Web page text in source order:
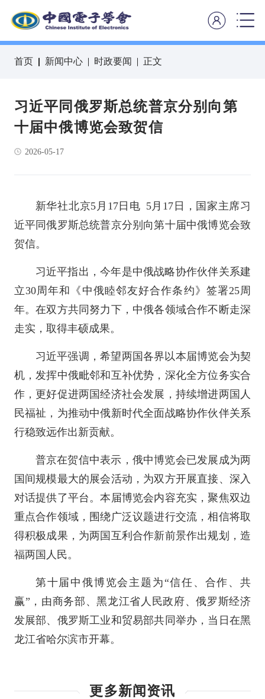
首页 新闻中心 时政要闻 正文
习近平同俄罗斯总统普京分别向第
十届中俄博览会致贺信
2026-05-17
新华社北京5月17日电 5月17日，国家主席习
近平同俄罗斯总统普京分别向第十届中俄博览会致
贺信。
习近平指出，今年是中俄战略协作伙伴关系建
立30周年和《中俄睦邻友好合作条约》签署25周
年。在双方共同努力下，中俄各领域合作不断走深
走实，取得丰硕成果。
习近平强调，希望两国各界以本届博览会为契
机，发挥中俄毗邻和互补优势，深化全方位务实合
作，更好促进两国经济社会发展，持续增进两国人
民福祉，为推动中俄新时代全面战略协作伙伴关系
行稳致远作出新贡献。
普京在贺信中表示，俄中博览会已发展成为两
国间规模最大的展会活动，为双方开展直接、深入
对话提供了平台。本届博览会内容充实，聚焦双边
重点合作领域，围绕广泛议题进行交流，相信将取
得积极成果，为两国互利合作新前景作出规划，造
福两国人民。
第十届中俄博览会主题为“信任、合作、共
赢”，由商务部、黑龙江省人民政府、俄罗斯经济
发展部、俄罗斯工业和贸易部共同举办，当日在黑
龙江省哈尔滨市开幕。
更多新闻资讯